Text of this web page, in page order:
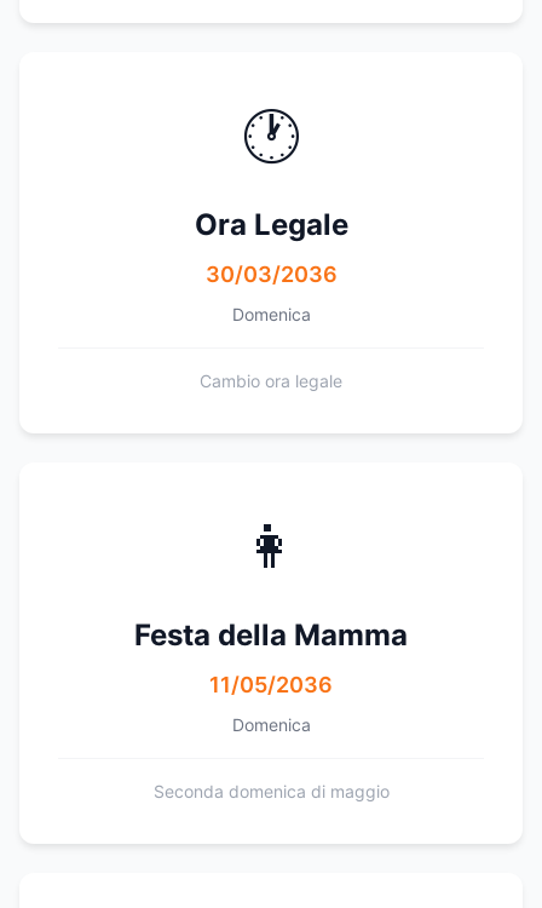
🕐
Ora Legale
30/03/2036
Domenica
Cambio ora legale
👩
Festa della Mamma
11/05/2036
Domenica
Seconda domenica di maggio